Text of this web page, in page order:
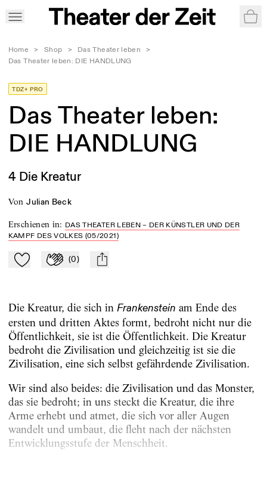
Home > Shop > Das Theater leben
>
Das Theater leben: DIE HANDLUNG
TDZ+ PRO
Das Theater leben:
DIE HANDLUNG
4 Die Kreatur
von Julian Beck
Erschienen in: DAS THEATER LEBEN – DER KÜNSTLER UND DER
KAMPF DES VOLKES (05/2021)
Zu Mein-TdZ hinzufügen
Applaudieren
(0) mail
Die Kreatur, die sich in Frankenstein am Ende des
ersten und dritten Aktes formt, bedroht nicht nur die
Öffentlichkeit, sie ist die Öffentlichkeit. Die Kreatur
bedroht die Zivilisation und gleichzeitig ist sie die
Zivilisation, eine sich selbst gefährdende Zivilisation.
Wir sind also beides: die Zivilisation und das Monster,
das sie bedroht; in uns steckt die Kreatur, die ihre
Arme erhebt und atmet, die sich vor aller Augen
wandelt und umbaut, die fleht nach der nächsten
Entwicklungsstufe der Menschheit.